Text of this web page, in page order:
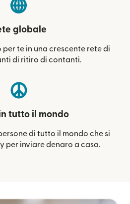
globale
per te in una crescente rete di
di ritiro di contanti.
tutto il mondo
di tutto il mondo che si
per inviare denaro a casa.